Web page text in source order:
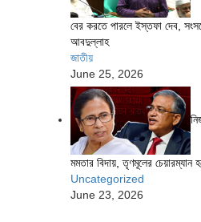
বের করতে পারলে ইস্তফা দেব,
আবদুল্লাহ
জাতীয়
June 25, 2026
মমতার বিদায়, তৃণমূলের চেয়ারম্যান
Uncategorized
June 23, 2026